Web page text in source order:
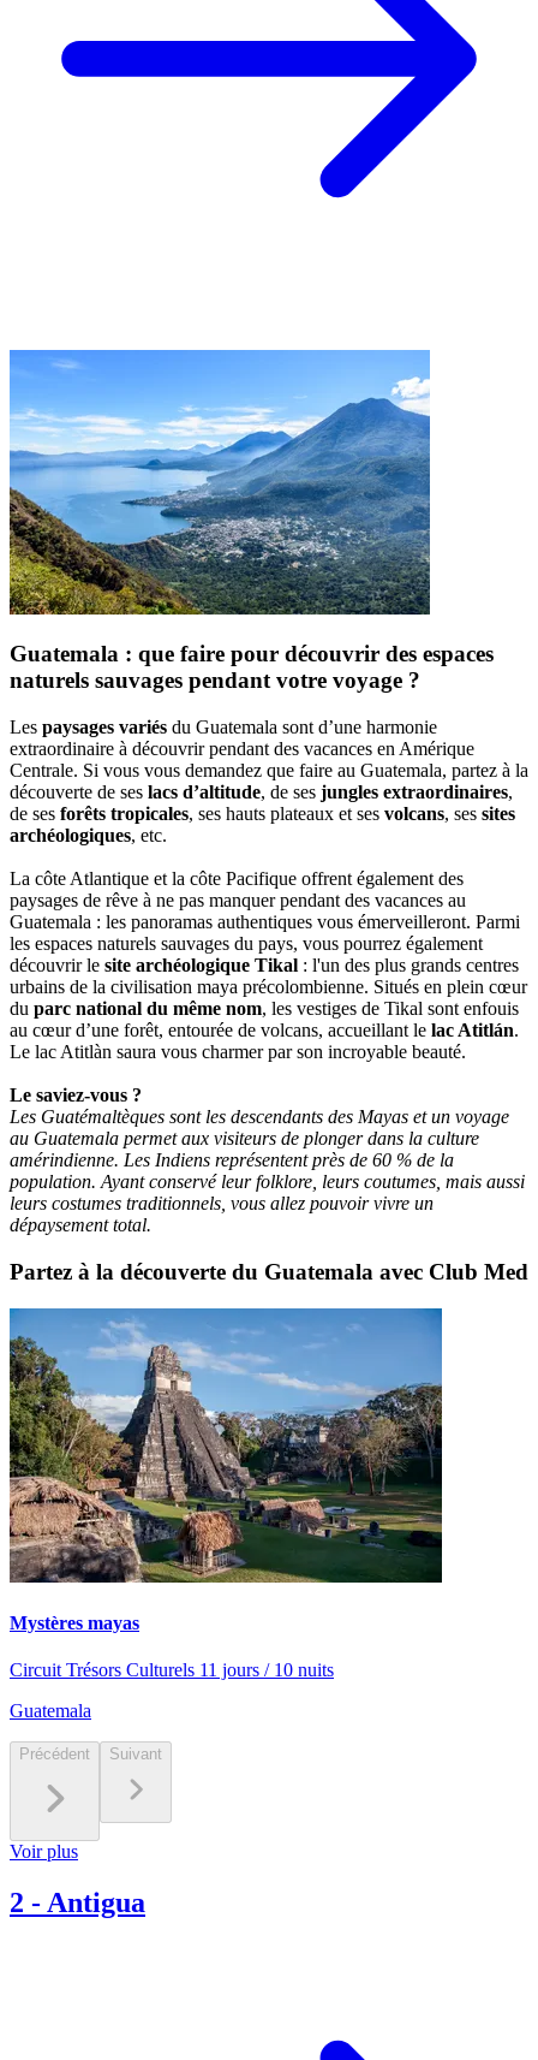
Guatemala : que faire pour découvrir des espaces
naturels sauvages pendant votre voyage ?
Les paysages variés du Guatemala sont d’une harmonie
extraordinaire à découvrir pendant des vacances en Amérique
Centrale. Si vous vous demandez que faire au Guatemala, partez à la
découverte de ses lacs d’altitude, de ses jungles extraordinaires,
de ses forêts tropicales, ses hauts plateaux et ses volcans, ses sites
archéologiques, etc.
La côte Atlantique et la côte Pacifique offrent également des
paysages de rêve à ne pas manquer pendant des vacances au
Guatemala : les panoramas authentiques vous émerveilleront. Parmi
les espaces naturels sauvages du pays, vous pourrez également
découvrir le site archéologique Tikal : l'un des plus grands centres
urbains de la civilisation maya précolombienne. Situés en plein cœur
du parc national du même nom, les vestiges de Tikal sont enfouis
au cœur d’une forêt, entourée de volcans, accueillant le lac Atitlán.
Le lac Atitlàn saura vous charmer par son incroyable beauté.
Le saviez-vous ?
Les Guatémaltèques sont les descendants des Mayas et un voyage
au Guatemala permet aux visiteurs de plonger dans la culture
amérindienne. Les Indiens représentent près de 60 % de la
population. Ayant conservé leur folklore, leurs coutumes, mais aussi
leurs costumes traditionnels, vous allez pouvoir vivre un
dépaysement total.
Partez à la découverte du Guatemala avec Club Med
Mystères mayas
Circuit Trésors Culturels 11 jours / 10 nuits
Guatemala
Précédent Suivant
Voir plus
2 - Antigua